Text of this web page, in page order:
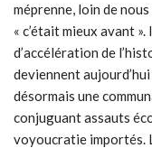
méprenne, loin de
« c’était mieux avant ».
d’accélération de
deviennent
désormais une
conjuguant assauts
voyoucratie importés.